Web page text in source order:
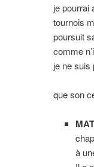
je pourrai
tournois
poursuit
comme
je ne
que son
à